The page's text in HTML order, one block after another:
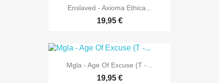
Enslaved - Axioma Ethica...
19,95 €
Mgla - Age Of Excuse (T -...
19,95 €